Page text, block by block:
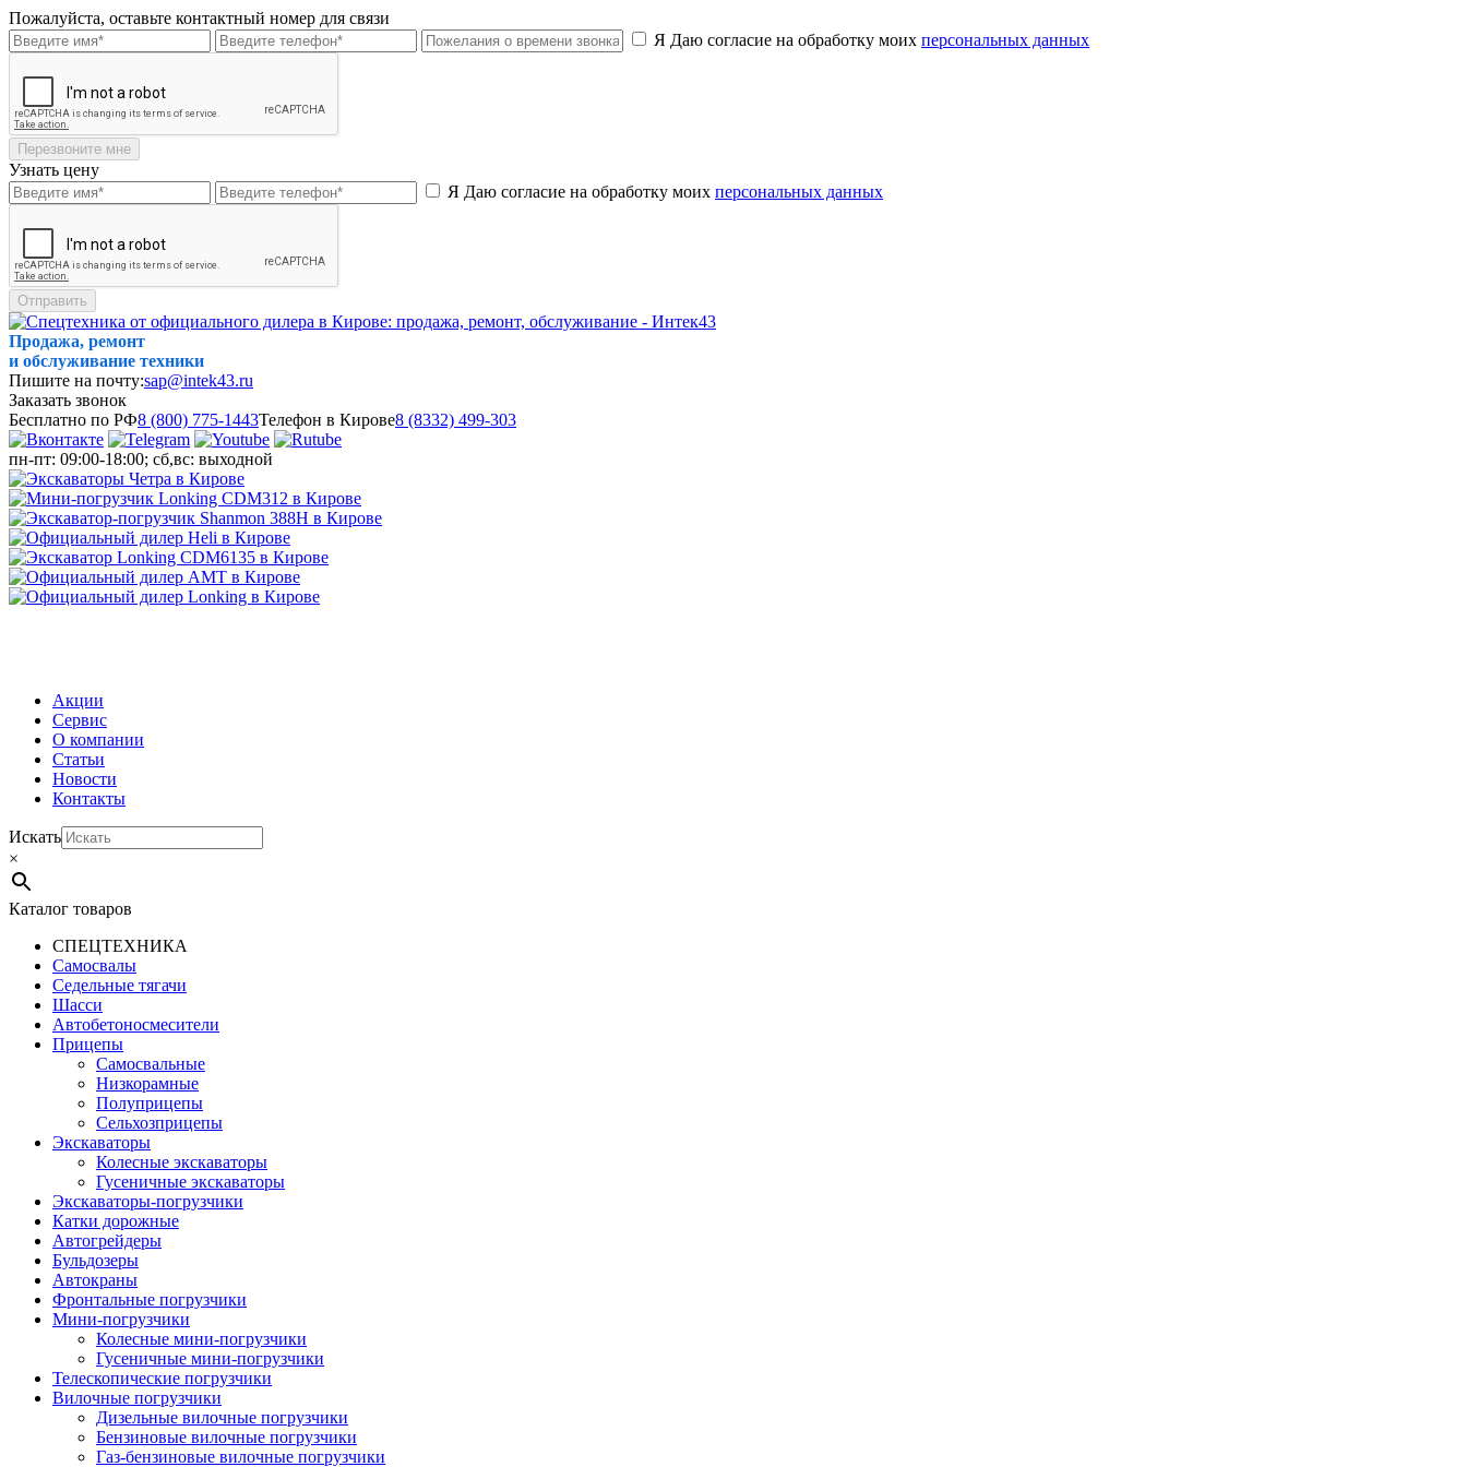
Пожалуйста, оставьте контактный номер для связи
Я Даю согласие на обработку моих персональных данных
Перезвоните мне
Узнать цену
Я Даю согласие на обработку моих персональных данных
Отправить
Продажа, ремонт
и обслуживание техники
Пишите на почту:sap@intek43.ru
Заказать звонок
Бесплатно по РФ8 (800) 775-1443Телефон в Кирове8 (8332) 499-303
пн-пт: 09:00-18:00; сб,вс: выходной
Акции
Сервис
О компании
Статьи
Новости
Контакты
Искать
×
Каталог товаров
СПЕЦТЕХНИКА
Самосвалы
Седельные тягачи
Шасси
Автобетоно­смесители
Прицепы
Самосвальные
Низкорамные
Полуприцепы
Сельхозприцепы
Экскаваторы
Колесные экскаваторы
Гусеничные экскаваторы
Экскаваторы-погрузчики
Катки дорожные
Автогрейдеры
Бульдозеры
Автокраны
Фронтальные погрузчики
Мини-погрузчики
Колесные мини-погрузчики
Гусеничные мини-погрузчики
Телескопические погрузчики
Вилочные погрузчики
Дизельные вилочные погрузчики
Бензиновые вилочные погрузчики
Газ-бензиновые вилочные погрузчики